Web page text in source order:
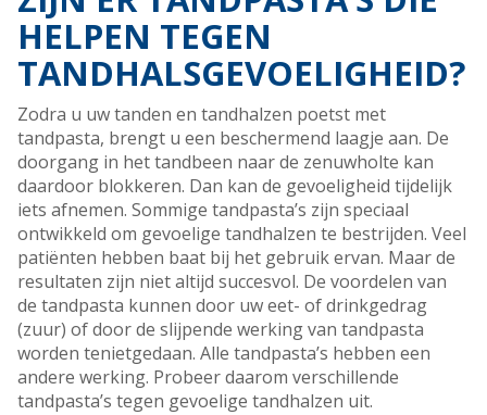
HELPEN TEGEN
TANDHALSGEVOELIGHEID?
Zodra u uw tanden en tandhalzen poetst met
tandpasta, brengt u een beschermend laagje aan. De
doorgang in het tandbeen naar de zenuwholte kan
daardoor blokkeren. Dan kan de gevoeligheid tijdelijk
iets afnemen. Sommige tandpasta’s zijn speciaal
ontwikkeld om gevoelige tandhalzen te bestrijden. Veel
patiënten hebben baat bij het gebruik ervan. Maar de
resultaten zijn niet altijd succesvol. De voordelen van
de tandpasta kunnen door uw eet- of drinkgedrag
(zuur) of door de slijpende werking van tandpasta
worden tenietgedaan. Alle tandpasta’s hebben een
andere werking. Probeer daarom verschillende
tandpasta’s tegen gevoelige tandhalzen uit.